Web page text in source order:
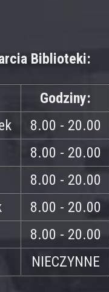
Biblioteki:
Godziny:
8.00 - 20.00
8.00 - 20.00
8.00 - 20.00
8.00 - 20.00
8.00 - 20.00
NIECZYNNE